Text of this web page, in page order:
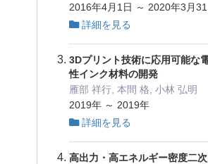
2016年4月1日 ～ 2020年3月31
詳細を見る
3Dプリント技術に応用可能な
性インク材料の開発
雁部 祥行, 本間 格, 小林 弘明
2019年 ～ 2019年
詳細を見る
高出力・高エネルギー密度二